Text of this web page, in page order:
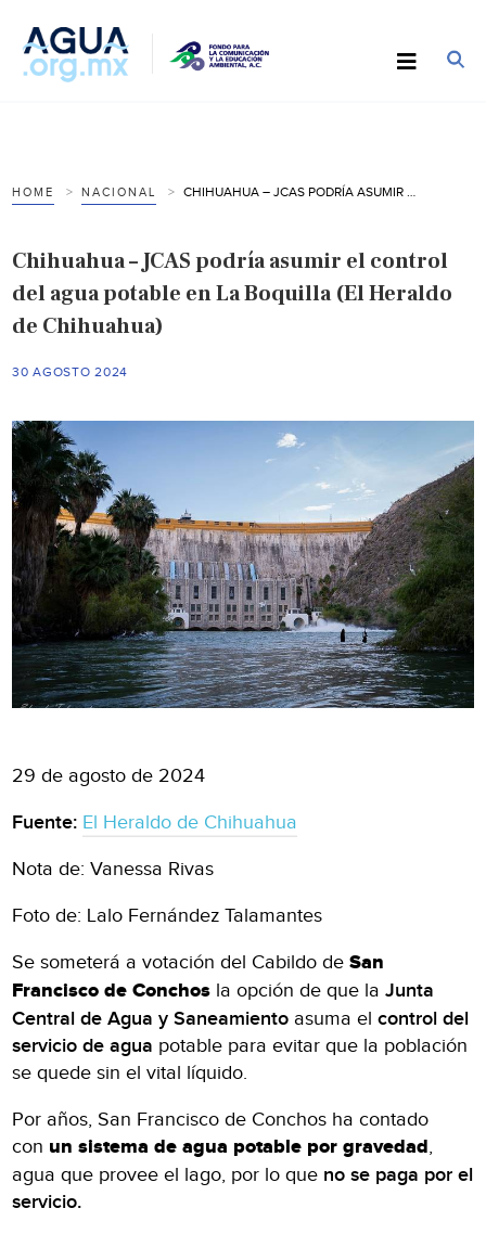
HOME NACIONAL
Chihuahua – JCAS podría asumir el control
del agua potable en La Boquilla (El Heraldo
de Chihuahua)
30 AGOSTO 2024
29 de agosto de 2024
Fuente: El Heraldo de Chihuahua
Nota de: Vanessa Rivas
Foto de: Lalo Fernández Talamantes
Se someterá a votación del Cabildo deSan
Francisco de Conchos la opción de que laJunta
Central de Agua y Saneamiento asuma elcontrol del
servicio de agua potable para evitar que la población
se quede sin el vital líquido.
Por años, San Francisco de Conchos ha contado
con un sistema de agua potable por gravedad,
agua que provee el lago, por lo que no se paga por el
servicio.